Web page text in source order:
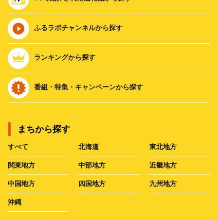
ふるラボチャンネルから探す
ランキングから探す
番組・特集・キャンペーンから探す
まちから探す
すべて 北海道 東北地方
関東地方 中部地方 近畿地方
中国地方 四国地方 九州地方
沖縄